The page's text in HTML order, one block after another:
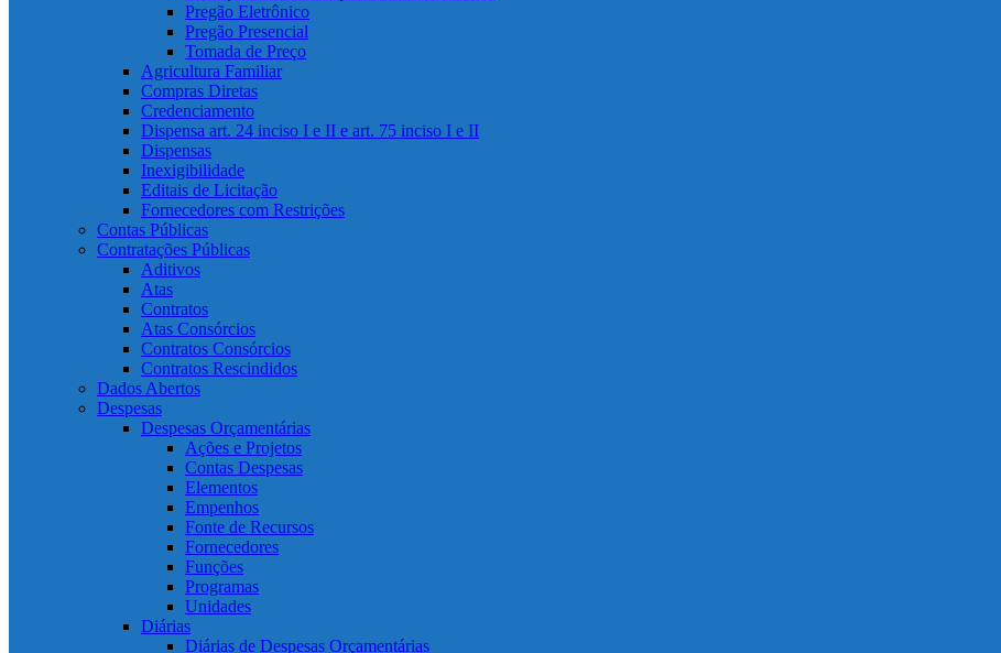
Pregão Eletrônico
Pregão Presencial
Tomada de Preço
Agricultura Familiar
Compras Diretas
Credenciamento
Dispensa art. 24 inciso I e II e art. 75 inciso I e II
Dispensas
Inexigibilidade
Editais de Licitação
Fornecedores com Restrições
Contas Públicas
Contratações Públicas
Aditivos
Atas
Contratos
Atas Consórcios
Contratos Consórcios
Contratos Rescindidos
Dados Abertos
Despesas
Despesas Orçamentárias
Ações e Projetos
Contas Despesas
Elementos
Empenhos
Fonte de Recursos
Fornecedores
Funções
Programas
Unidades
Diárias
Diárias de Despesas Orçamentárias